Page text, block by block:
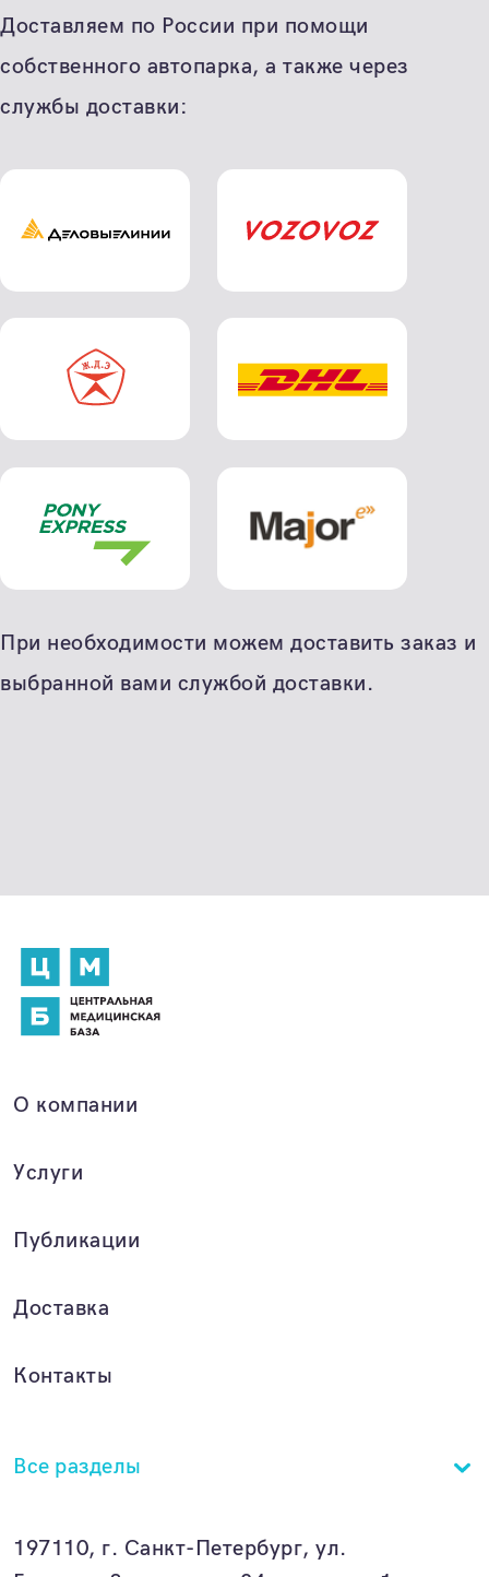
Доставляем по России при помощи
собственного автопарка, а также через
службы доставки:
При необходимости можем доставить заказ и
выбранной вами службой доставки.
О компании
Услуги
Публикации
Доставка
Контакты
Все разделы
197110, г. Санкт-Петербург, ул.